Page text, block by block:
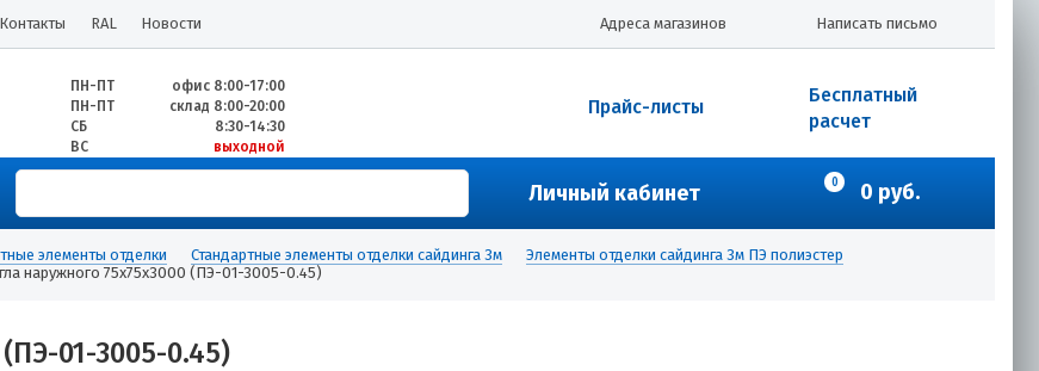
Контакты RAL Новости Написать письмо
Адреса магазинов
ПН-ПТ
офис 8:00-17:00
ПН-ПТ
склад 8:00-20:00
СБ
8:30-14:30
ВС
выходной
Бесплатный
расчет
Прайс-листы
Личный кабинет 0 0 руб.
элементы отделки Стандартные элементы отделки сайдинга 3м
Элементы отделки сайдинга 3м ПЭ полиэстер
наружного 75х75х3000 (ПЭ-01-3005-0.45)
01-3005-0.45)